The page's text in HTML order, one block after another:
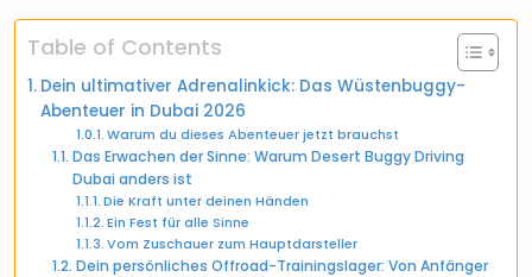
Table of Contents
Dein ultimativer Adrenalinkick: Das Wüstenbuggy-
Abenteuer in Dubai 2026
Warum du dieses Abenteuer jetzt brauchst
Das Erwachen der Sinne: Warum Desert Buggy Driving
Dubai anders ist
Die Kraft unter deinen Händen
Ein Fest für alle Sinne
Vom Zuschauer zum Hauptdarsteller
Dein persönliches Offroad-Trainingslager: Von Anfänger